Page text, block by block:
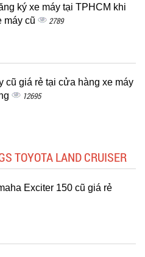
ký xe máy tại TPHCM khi
máy cũ
2789
cũ giá rẻ tại cửa hàng xe máy
12695
TOYOTA LAND CRUISER
Exciter 150 cũ giá rẻ